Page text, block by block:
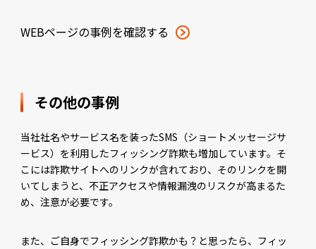
WEBページの事例を確認する
その他の事例
当社社名やサービス名を装ったSMS（ショートメッセージサ
ービス）を利用したフィッシング詐欺も増加しています。そ
こには詐欺サイトへのリンクが含れており、そのリンクを開
いてしまうと、不正アクセスや情報漏洩のリスクが高まるた
め、注意が必要です。
また、ご自身でフィッシング詐欺かも？と思ったら、フィッ